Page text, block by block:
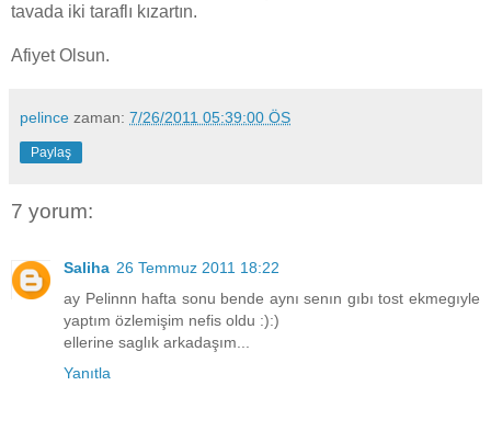
tavada iki taraflı kızartın.
Afiyet Olsun.
pelince zaman: 7/26/2011 05:39:00 ÖS
Paylaş
7 yorum:
Saliha 26 Temmuz 2011 18:22
ay Pelinnn hafta sonu bende aynı senın gıbı tost ekmegıyle
yaptım özlemişim nefis oldu :):)
ellerine saglık arkadaşım...
Yanıtla